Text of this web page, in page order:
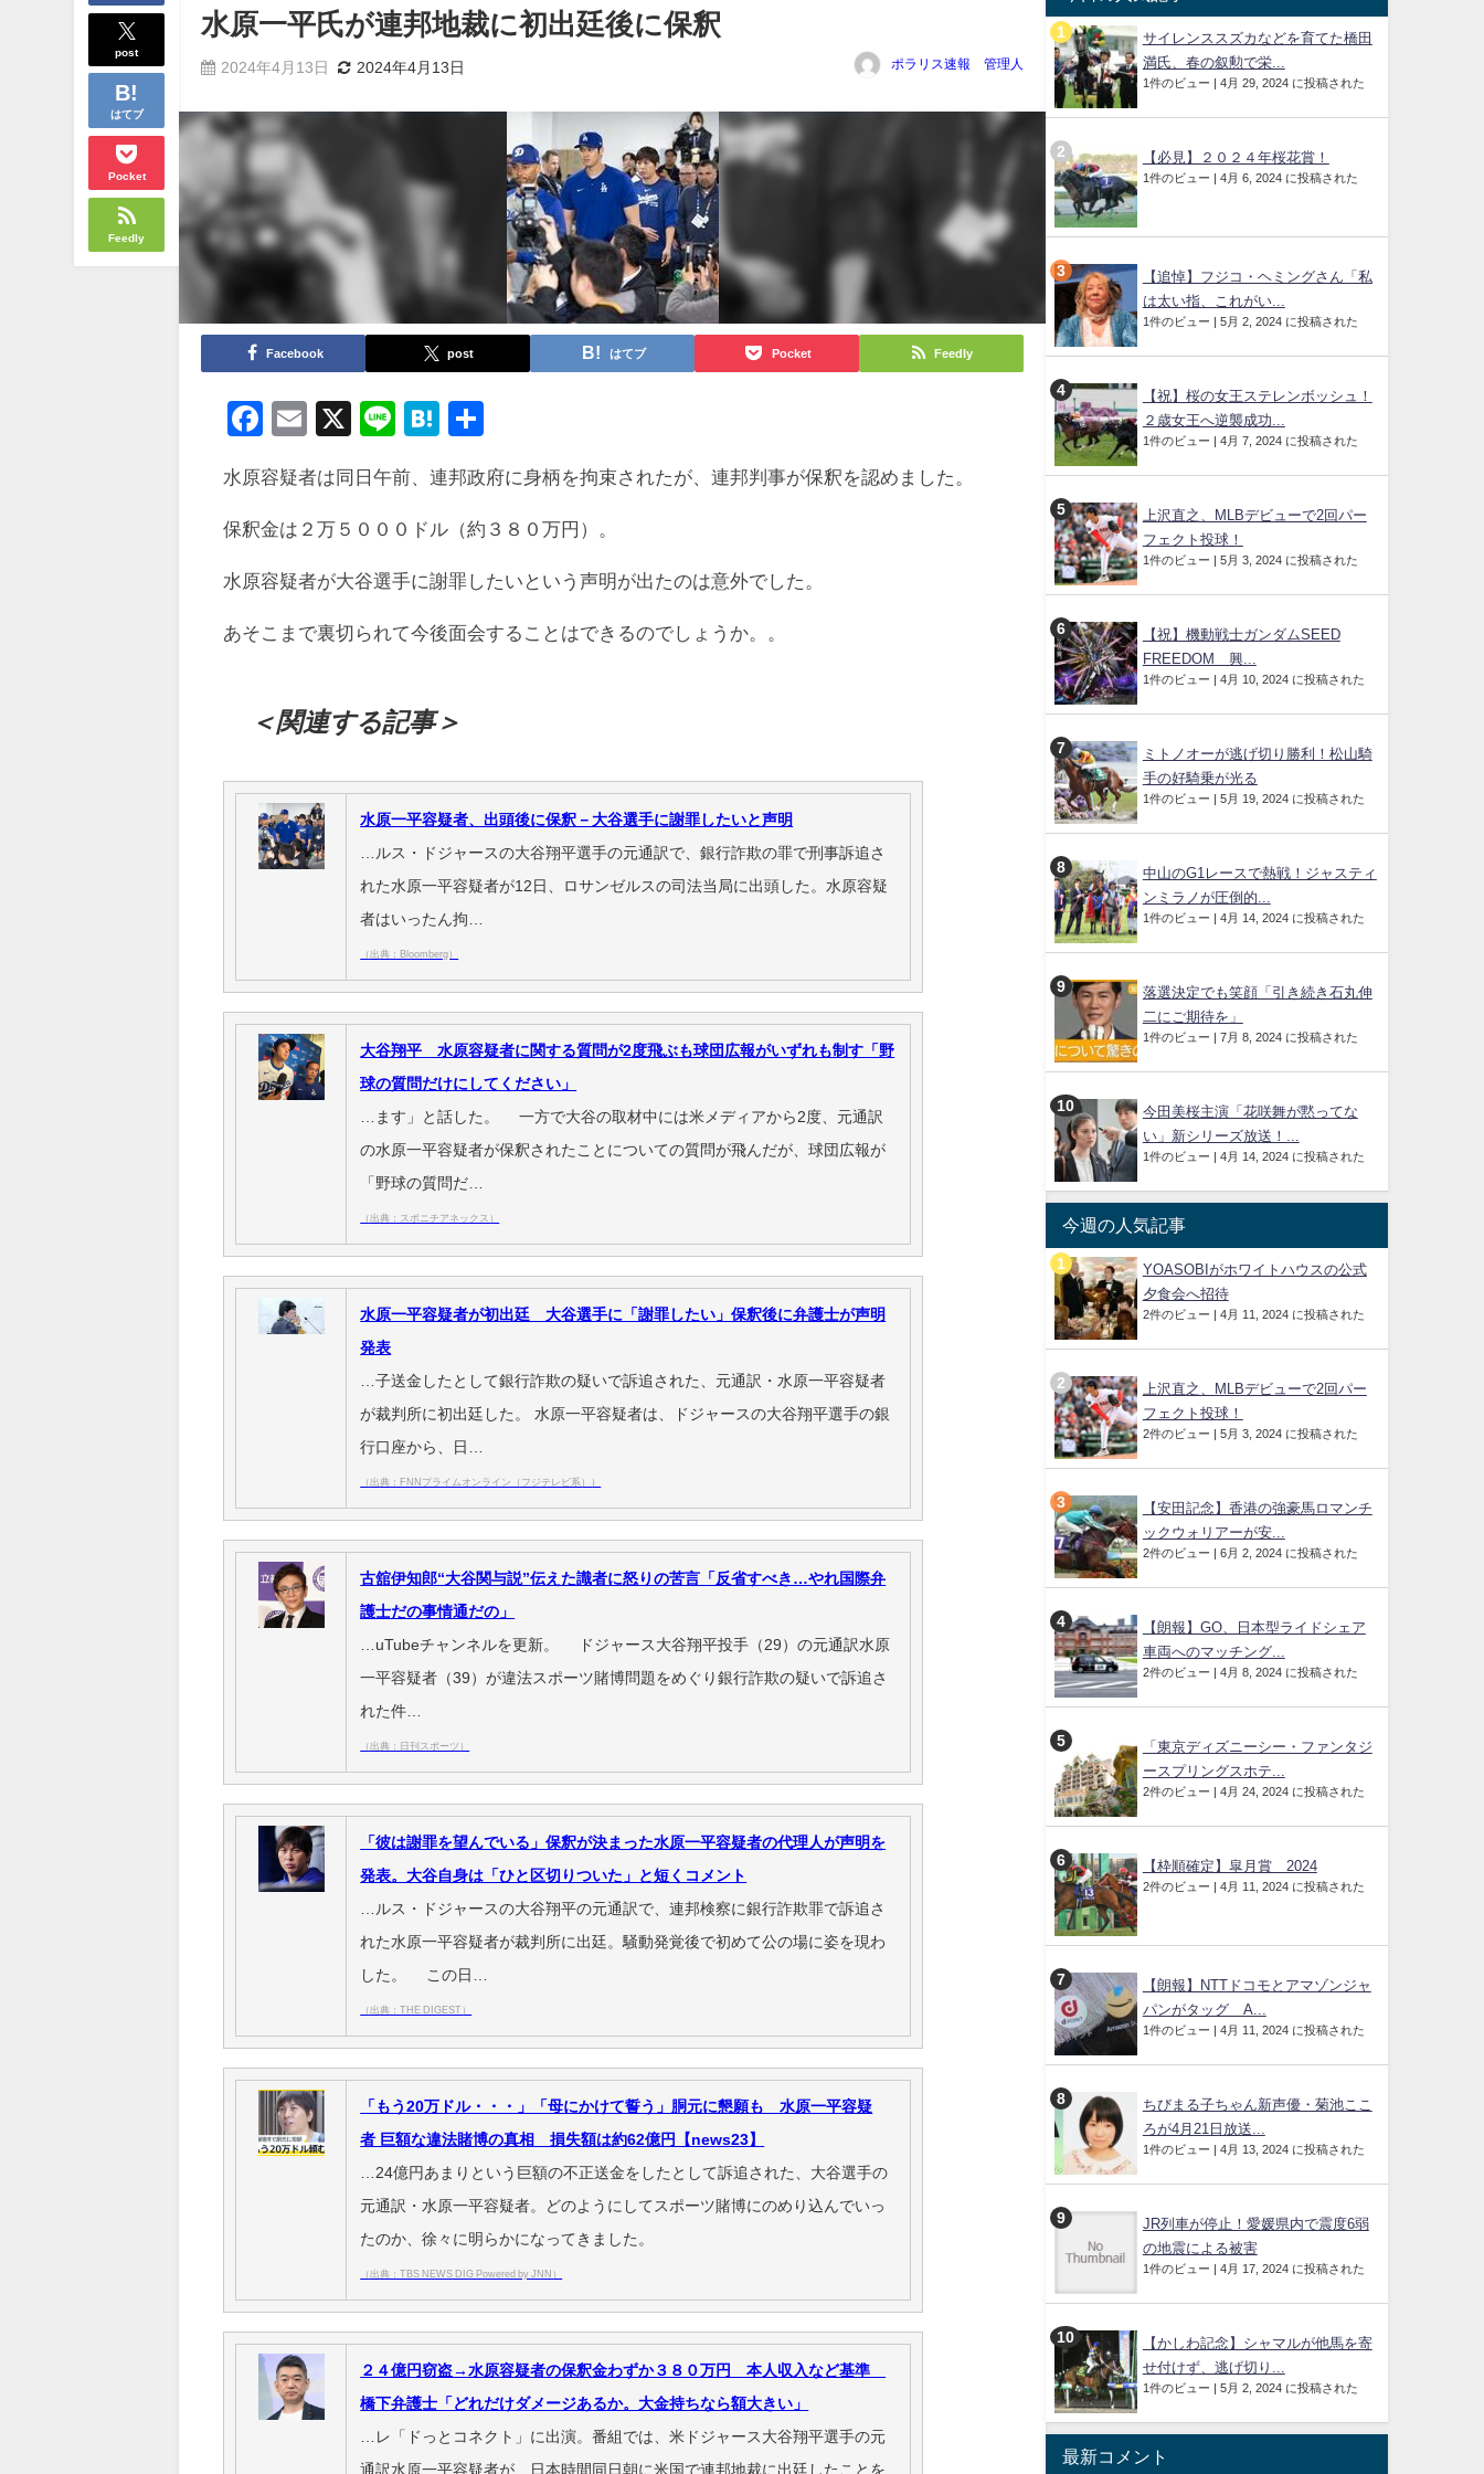
post
はてブ
Pocket
Feedly
水原一平氏が連邦地裁に初出廷後に保釈
2024年4月13日 2024年4月13日 ポラリス速報 管理人
Facebook post はてブ Pocket Feedly
Facebook
Email
X LineHatena
水原容疑者は同日午前、連邦政府に身柄を拘束されたが、連邦判事が保釈を認めました。
保釈金は２万５０００ドル（約３８０万円）。
水原容疑者が大谷選手に謝罪したいという声明が出たのは意外でした。
あそこまで裏切られて今後面会することはできるのでしょうか。。
＜関連する記事＞
水原一平容疑者、出頭後に保釈－大谷選手に謝罪したいと声明
…ルス・ドジャースの大谷翔平選手の元通訳で、銀行詐欺の罪で刑事訴追さ
れた水原一平容疑者が12日、ロサンゼルスの司法当局に出頭した。水原容疑
者はいったん拘…
（出典：Bloomberg）
大谷翔平 水原容疑者に関する質問が2度飛ぶも球団広報がいずれも制す「野
球の質問だけにしてください」
…ます」と話した。 一方で大谷の取材中には米メディアから2度、元通訳
の水原一平容疑者が保釈されたことについての質問が飛んだが、球団広報が
「野球の質問だ…
（出典：スポニチアネックス）
水原一平容疑者が初出廷 大谷選手に「謝罪したい」保釈後に弁護士が声明
発表
…子送金したとして銀行詐欺の疑いで訴追された、元通訳・水原一平容疑者
が裁判所に初出廷した。 水原一平容疑者は、ドジャースの大谷翔平選手の銀
行口座から、日…
（出典：FNNプライムオンライン（フジテレビ系））
古舘伊知郎“大谷関与説”伝えた識者に怒りの苦言「反省すべき…やれ国際弁
護士だの事情通だの」
…uTubeチャンネルを更新。 ドジャース大谷翔平投手（29）の元通訳水原
一平容疑者（39）が違法スポーツ賭博問題をめぐり銀行詐欺の疑いで訴追さ
れた件…
（出典：日刊スポーツ）
「彼は謝罪を望んでいる」保釈が決まった水原一平容疑者の代理人が声明を
発表。大谷自身は「ひと区切りついた」と短くコメント
…ルス・ドジャースの大谷翔平の元通訳で、連邦検察に銀行詐欺罪で訴追さ
れた水原一平容疑者が裁判所に出廷。騒動発覚後で初めて公の場に姿を現わ
した。 この日…
（出典：THE DIGEST）
「もう20万ドル・・・」「母にかけて誓う」胴元に懇願も 水原一平容疑
者 巨額な違法賭博の真相 損失額は約62億円【news23】
…24億円あまりという巨額の不正送金をしたとして訴追された、大谷選手の
元通訳・水原一平容疑者。どのようにしてスポーツ賭博にのめり込んでいっ
たのか、徐々に明らかになってきました。
（出典：TBS NEWS DIG Powered by JNN）
２４億円窃盗→水原容疑者の保釈金わずか３８０万円 本人収入など基準
橋下弁護士「どれだけダメージあるか。大金持ちなら額大きい」
…レ「ドっとコネクト」に出演。番組では、米ドジャース大谷翔平選手の元
通訳水原一平容疑者が、日本時間同日朝に米国で連邦地裁に出廷したことを
サイレンススズカなどを育てた橋田
満氏、春の叙勲で栄...
1件のビュー | 4月 29, 2024 に投稿された
【必見】２０２４年桜花賞！
1件のビュー | 4月 6, 2024 に投稿された
【追悼】フジコ・ヘミングさん「私
は太い指、これがい...
1件のビュー | 5月 2, 2024 に投稿された
【祝】桜の女王ステレンボッシュ！
２歳女王へ逆襲成功...
1件のビュー | 4月 7, 2024 に投稿された
上沢直之、MLBデビューで2回パー
フェクト投球！
1件のビュー | 5月 3, 2024 に投稿された
【祝】機動戦士ガンダムSEED
FREEDOM 興...
1件のビュー | 4月 10, 2024 に投稿された
ミトノオーが逃げ切り勝利！松山騎
手の好騎乗が光る
1件のビュー | 5月 19, 2024 に投稿された
中山のG1レースで熱戦！ジャスティ
ンミラノが圧倒的...
1件のビュー | 4月 14, 2024 に投稿された
落選決定でも笑顔「引き続き石丸伸
二にご期待を」
1件のビュー | 7月 8, 2024 に投稿された
今田美桜主演「花咲舞が黙ってな
い」新シリーズ放送！...
1件のビュー | 4月 14, 2024 に投稿された
今週の人気記事
YOASOBIがホワイトハウスの公式
夕食会へ招待
2件のビュー | 4月 11, 2024 に投稿された
上沢直之、MLBデビューで2回パー
フェクト投球！
2件のビュー | 5月 3, 2024 に投稿された
【安田記念】香港の強豪馬ロマンチ
ックウォリアーが安...
2件のビュー | 6月 2, 2024 に投稿された
【朗報】GO、日本型ライドシェア
車両へのマッチング...
2件のビュー | 4月 8, 2024 に投稿された
「東京ディズニーシー・ファンタジ
ースプリングスホテ...
2件のビュー | 4月 24, 2024 に投稿された
【枠順確定】皐月賞 2024
2件のビュー | 4月 11, 2024 に投稿された
【朗報】NTTドコモとアマゾンジャ
パンがタッグ A...
1件のビュー | 4月 11, 2024 に投稿された
ちびまる子ちゃん新声優・菊池ここ
ろが4月21日放送...
1件のビュー | 4月 13, 2024 に投稿された
JR列車が停止！愛媛県内で震度6弱
の地震による被害
1件のビュー | 4月 17, 2024 に投稿された
【かしわ記念】シャマルが他馬を寄
せ付けず、逃げ切り...
1件のビュー | 5月 2, 2024 に投稿された
最新コメント